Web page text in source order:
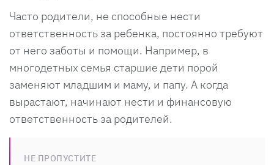
Часто родители, не способные нести
ответственность за ребенка, постоянно требуют
от него заботы и помощи. Например, в
многодетных семья старшие дети порой
заменяют младшим и маму, и папу. А когда
вырастают, начинают нести и финансовую
ответственность за родителей.
НЕ ПРОПУСТИТЕ